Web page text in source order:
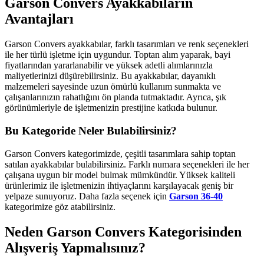
Garson Convers Ayakkabıların
Avantajları
Garson Convers ayakkabılar, farklı tasarımları ve renk seçenekleri
ile her türlü işletme için uygundur. Toptan alım yaparak, bayi
fiyatlarından yararlanabilir ve yüksek adetli alımlarınızla
maliyetlerinizi düşürebilirsiniz. Bu ayakkabılar, dayanıklı
malzemeleri sayesinde uzun ömürlü kullanım sunmakta ve
çalışanlarınızın rahatlığını ön planda tutmaktadır. Ayrıca, şık
görünümleriyle de işletmenizin prestijine katkıda bulunur.
Bu Kategoride Neler Bulabilirsiniz?
Garson Convers kategorimizde, çeşitli tasarımlara sahip toptan
satılan ayakkabılar bulabilirsiniz. Farklı numara seçenekleri ile her
çalışana uygun bir model bulmak mümkündür. Yüksek kaliteli
ürünlerimiz ile işletmenizin ihtiyaçlarını karşılayacak geniş bir
yelpaze sunuyoruz. Daha fazla seçenek için Garson 36-40
kategorimize göz atabilirsiniz.
Neden Garson Convers Kategorisinden
Alışveriş Yapmalısınız?